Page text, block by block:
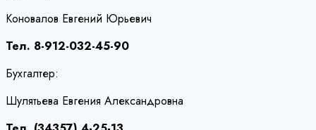
Коновалов Евгений Юрьевич
Тел. 8-912-032-45-90
Бухгалтер:
Шулятьева Евгения Александровна